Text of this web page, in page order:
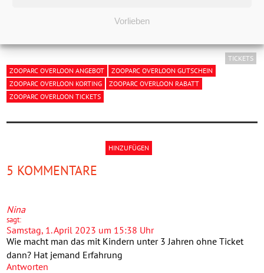
Vorlieben
TICKETS
ZOOPARC OVERLOON ANGEBOT
ZOOPARC OVERLOON GUTSCHEIN
ZOOPARC OVERLOON KORTING
ZOOPARC OVERLOON RABATT
ZOOPARC OVERLOON TICKETS
5 KOMMENTARE
HINZUFÜGEN
Nina
sagt:
Samstag, 1. April 2023 um 15:38 Uhr
Wie macht man das mit Kindern unter 3 Jahren ohne Ticket
dann? Hat jemand Erfahrung
Antworten